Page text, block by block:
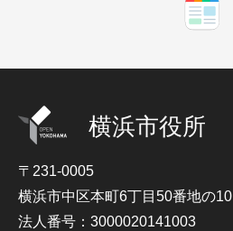
横浜市役所
〒231-0005
横浜市中区本町6丁目50番地の10
法人番号：3000020141003